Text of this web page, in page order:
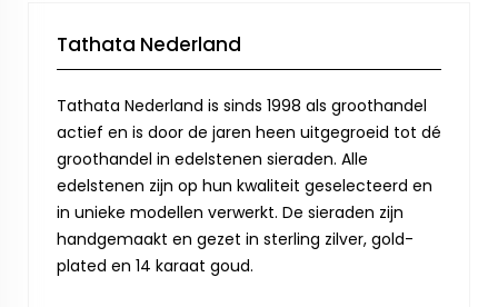
Tathata Nederland
Tathata Nederland is sinds 1998 als groothandel
actief en is door de jaren heen uitgegroeid tot dé
groothandel in edelstenen sieraden. Alle
edelstenen zijn op hun kwaliteit geselecteerd en
in unieke modellen verwerkt. De sieraden zijn
handgemaakt en gezet in sterling zilver, gold-
plated en 14 karaat goud.